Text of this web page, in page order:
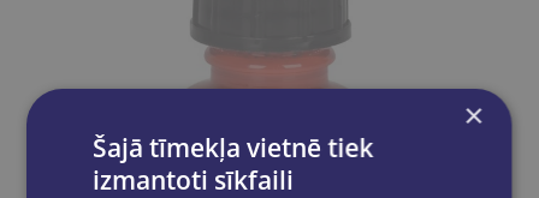
×
Šajā tīmekļa vietnē tiek
izmantoti sīkfaili